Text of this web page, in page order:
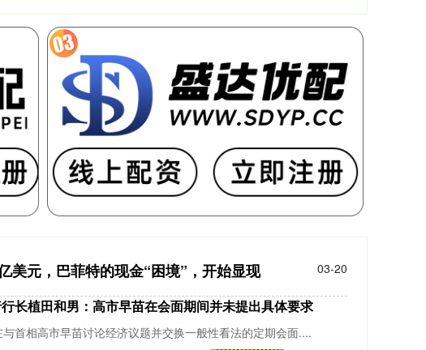
美元，巴菲特的现金“困境”，开始显现 03-20
长植田和男：高市早苗在会面期间并未提出具体要求
首相高市早苗讨论经济议题并交换一般性看法的定期会面....